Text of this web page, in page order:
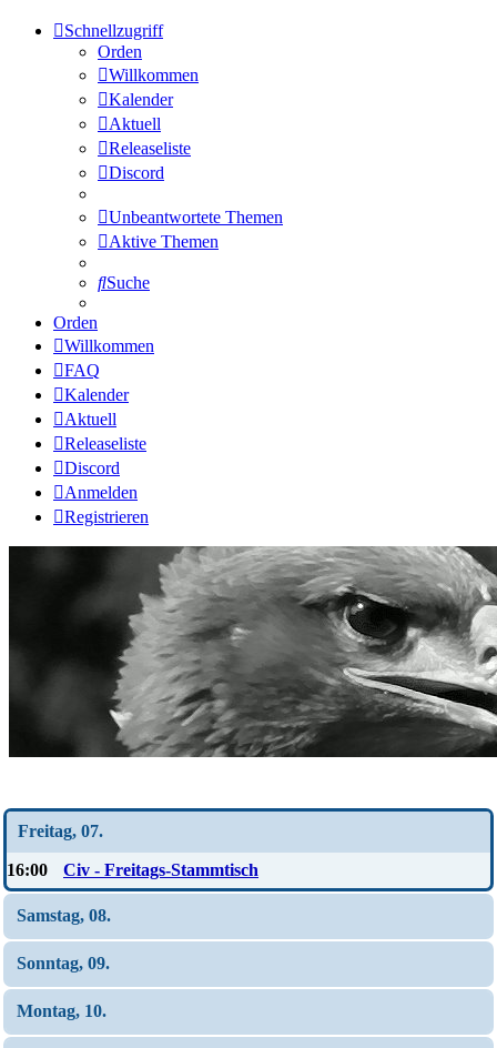
Schnellzugriff
Orden
Willkommen
Kalender
Aktuell
Releaseliste
Discord
Unbeantwortete Themen
Aktive Themen
Suche
Orden
Willkommen
FAQ
Kalender
Aktuell
Releaseliste
Discord
Anmelden
Registrieren
Freitag, 07.
16:00 Civ - Freitags-Stammtisch
Samstag, 08.
Sonntag, 09.
Montag, 10.